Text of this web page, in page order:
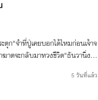
ตุก"จำที่ปู่เคยบอกได้ไหมก่อนเจ้าจ
ตจะกลับมาทวงชีวิต"ธันวานิ่งเงี
5 วันที่แล้ว